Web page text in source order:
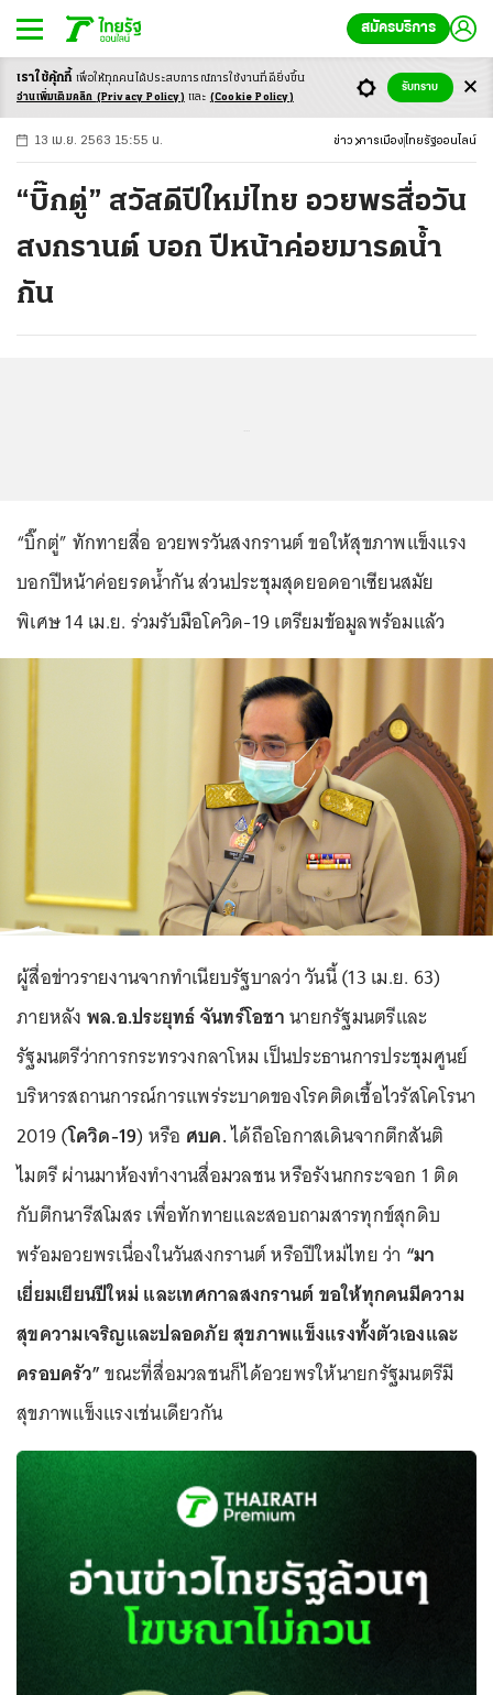
สมัครบริการ
-ก ก ก+
13 เม.ย. 2563 15:55 น. ข่าว การเมือง ไทยรัฐออนไลน์
“บิ๊กตู่” สวัสดีปีใหม่ไทย อวยพรสื่อวัน
สงกรานต์ บอก ปีหน้าค่อยมารดน้ำ
กัน
“บิ๊กตู่” ทักทายสื่อ อวยพรวันสงกรานต์ ขอให้สุขภาพแข็งแรง
บอกปีหน้าค่อยรดน้ำกัน ส่วนประชุมสุดยอดอาเซียนสมัย
พิเศษ 14 เม.ย. ร่วมรับมือโควิด-19 เตรียมข้อมูลพร้อมแล้ว
ผู้สื่อข่าวรายงานจากทำเนียบรัฐบาลว่า วันนี้ (13 เม.ย. 63)
ภายหลัง พล.อ.ประยุทธ์ จันทร์โอชานายกรัฐมนตรีและ
รัฐมนตรีว่าการกระทรวงกลาโหม เป็นประธานการประชุมศูนย์
บริหารสถานการณ์การแพร่ระบาดของโรคติดเชื้อไวรัสโคโรนา
2019 (โควิด-19) หรือ ศบค.ได้ถือโอกาสเดินจากตึกสันติ
ไมตรี ผ่านมาห้องทำงานสื่อมวลชน หรือรังนกกระจอก 1 ติด
กับตึกนารีสโมสร เพื่อทักทายและสอบถามสารทุกข์สุกดิบ
พร้อมอวยพรเนื่องในวันสงกรานต์ หรือปีใหม่ไทย ว่า “มา
เยี่ยมเยียนปีใหม่ และเทศกาลสงกรานต์ ขอให้ทุกคนมีความ
สุขความเจริญและปลอดภัย สุขภาพแข็งแรงทั้งตัวเองและ
ครอบครัว”ขณะที่สื่อมวลชนก็ได้อวยพรให้นายกรัฐมนตรีมี
สุขภาพแข็งแรงเช่นเดียวกัน
เราใช้คุ้กกี้ เพื่อให้ทุกคนได้ประสบการณ์การใช้งานที่ดียิ่งขึ้น
อ่านเพิ่มเติมคลิก (Privacy Policy) และ (Cookie Policy)
รับทราบ